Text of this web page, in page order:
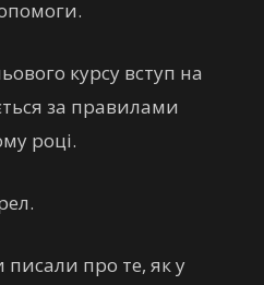
курсу вступ на
за правилами
році.
про те, як у